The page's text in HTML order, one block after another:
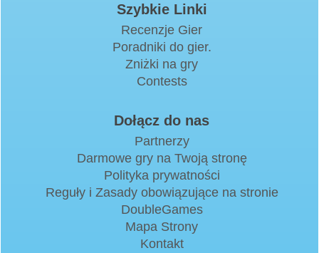
Szybkie Linki
Recenzje Gier
Poradniki do gier.
Zniżki na gry
Contests
Dołącz do nas
Partnerzy
Darmowe gry na Twoją stronę
Polityka prywatności
Reguły i Zasady obowiązujące na stronie
DoubleGames
Mapa Strony
Kontakt